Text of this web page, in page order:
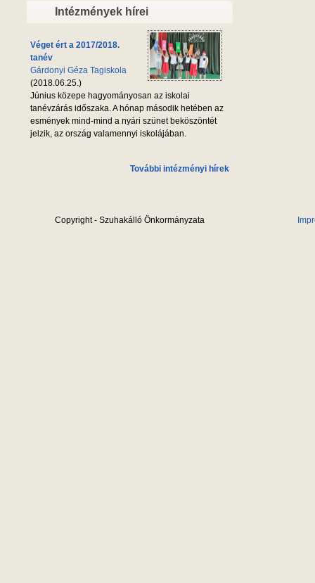
Intézmények hírei
Véget ért a 2017/2018.
tanév
Gárdonyi Géza Tagiskola
(2018.06.25.)
Június közepe hagyományosan az iskolai
tanévzárás időszaka. A hónap második hetében az
esmények mind-mind a nyári szünet beköszöntét
jelzik, az ország valamennyi iskolájában.
További intézményi hírek
Copyright - Szuhakálló Önkormányzata